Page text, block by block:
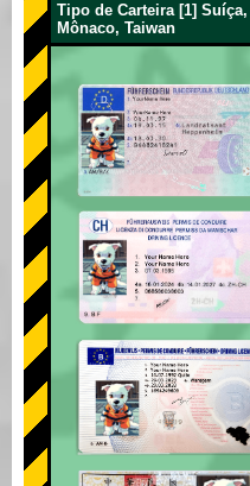
Tipo de Carteira [1]
Mônaco, Taiwan